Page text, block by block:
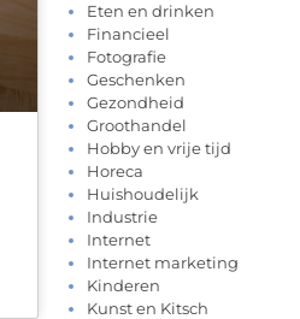
Eten en drinken
Financieel
Fotografie
Geschenken
Gezondheid
Groothandel
Hobby en vrije tijd
Horeca
Huishoudelijk
Industrie
Internet
Internet marketing
Kinderen
Kunst en Kitsch